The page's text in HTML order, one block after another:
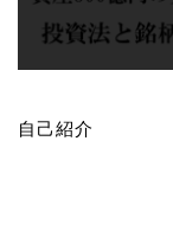
自己紹介